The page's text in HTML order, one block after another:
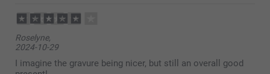
Miia @smartphoto
Roselyne,
2024-10-29
I imagine the gravure being nicer, but still an overall good